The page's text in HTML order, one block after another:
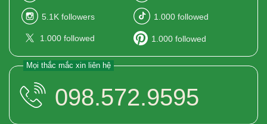
5.1K followers 1.000 followed
1.000 followed 1.000 followed
Mọi thắc mắc xin liên hệ
098.572.9595